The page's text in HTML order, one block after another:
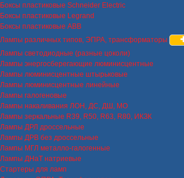
Боксы пластиковые Schneider Electric
Боксы пластиковые Legrand
Боксы пластиковые ABB
Лампы различных типов, ЭПРА, трансформаторы
Лампы светодиодные (разные цоколи)
Лампы энергосберегающие люминисцентные
Лампы люминисцентные штырьковые
Лампы люминисцентные линейные
Лампы галогеновые
Лампы накаливания ЛОН, ДС, ДШ, МО
Лампы зеркальные R39, R50, R63, R80, ИКЗК
Лампы ДРЛ дроссельные
Лампы ДРВ без дроссельные
Лампы МГЛ металло-галогенные
Лампы ДНаТ натриевые
Стартеры для ламп